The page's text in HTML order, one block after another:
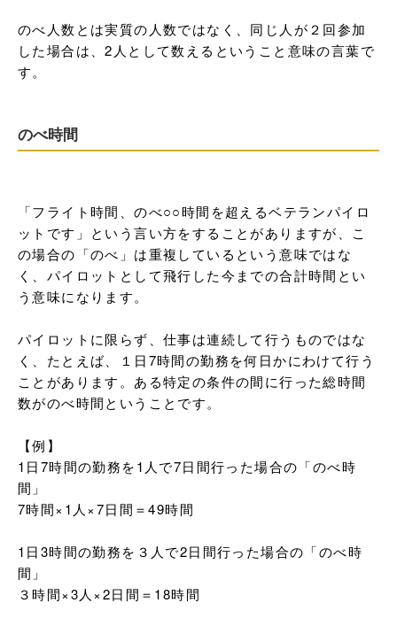
のべ人数とは実質の人数ではなく、同じ人が２回参加
した場合は、2人として数えるということ意味の言葉で
す。
のべ時間
「フライト時間、のべ○○時間を超えるベテランパイロ
ットです」という言い方をすることがありますが、こ
の場合の「のべ」は重複しているという意味ではな
く、パイロットとして飛行した今までの合計時間とい
う意味になります。
パイロットに限らず、仕事は連続して行うものではな
く、たとえば、１日7時間の勤務を何日かにわけて行う
ことがあります。ある特定の条件の間に行った総時間
数がのべ時間ということです。
【例】
1日7時間の勤務を1人で7日間行った場合の「のべ時
間」
7時間×1人×7日間＝49時間
1日3時間の勤務を３人で2日間行った場合の「のべ時
間」
３時間×3人×2日間＝18時間